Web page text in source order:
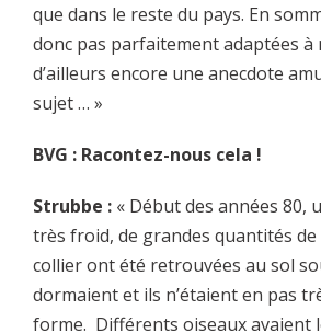
que dans le reste du pays. En
donc pas parfaitement adaptées à
d’ailleurs encore une anecdote
sujet … »
BVG : Racontez-nous cela !
Strubbe : « Début des années 80,
très froid, de grandes quantités
collier ont été retrouvées au sol
dormaient et ils n’étaient en pas
forme. Différents oiseaux avaient